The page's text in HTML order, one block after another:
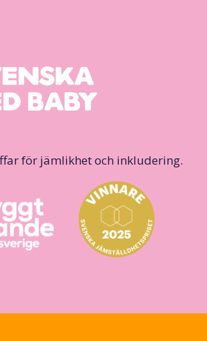
för jämlikhet och inkludering.